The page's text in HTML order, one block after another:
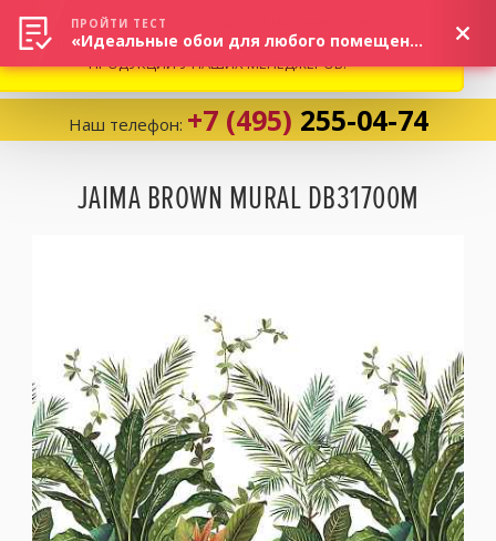
Корзина:0
Каталог
Компания
Личный кабинет
Наш телефон: +7 (495) 255-04-74
JAIMA BROWN MURAL DB31700M
ВНИМАНИЕ! В СВЯЗИ С СИТУАЦИЕЙ НА РЫНКЕ, ПРОСИМ
УТОЧНЯТЬ АКТУАЛЬНУЮ СТОИМОСТЬ И НАЛИЧИЕ
ПРОДУКЦИИ У НАШИХ МЕНЕДЖЕРОВ.
ПРОЙТИ ТЕСТ
«Идеальные обои для любого помещения!»